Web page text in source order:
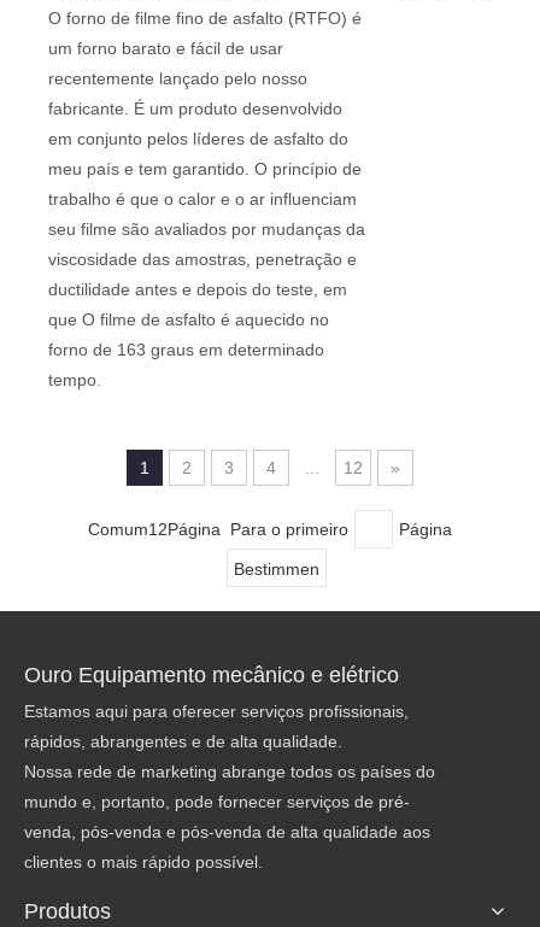
O forno de filme fino de asfalto (RTFO) é
um forno barato e fácil de usar
recentemente lançado pelo nosso
fabricante. É um produto desenvolvido
em conjunto pelos líderes de asfalto do
meu país e tem garantido. O princípio de
trabalho é que o calor e o ar influenciam
seu filme são avaliados por mudanças da
viscosidade das amostras, penetração e
ductilidade antes e depois do teste, em
que O filme de asfalto é aquecido no
forno de 163 graus em determinado
tempo.
1 2 3 4 12 »
Comum12Página Para o primeiro Página
Bestimmen
Ouro Equipamento mecânico e elétrico
Estamos aqui para oferecer serviços profissionais,
rápidos, abrangentes e de alta qualidade.
Nossa rede de marketing abrange todos os países do
mundo e, portanto, pode fornecer serviços de pré-
venda, pós-venda e pós-venda de alta qualidade aos
clientes o mais rápido possível.
Produtos